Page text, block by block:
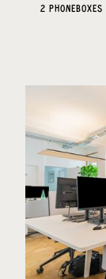
2 PHONEBOXES